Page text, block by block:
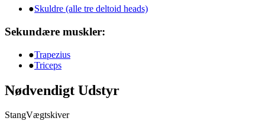
●Skuldre (alle tre deltoid heads)
Sekundære muskler:
●Trapezius
●Triceps
Nødvendigt Udstyr
StangVægtskiver